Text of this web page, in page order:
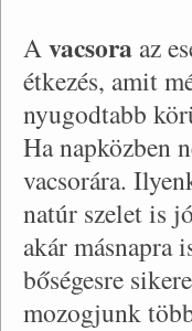
Avacsora az
étkezés, amit
nyugodtabb
Ha napközben
vacsorára.
natúr szelet is
akár másnapra
bőségesre
mozogjunk